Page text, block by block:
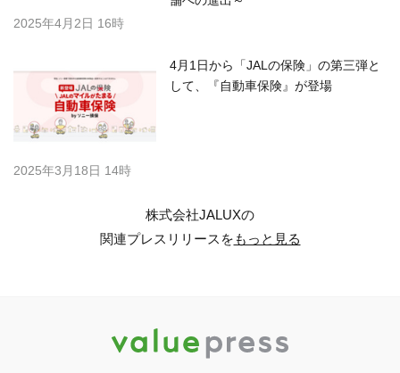
2025年4月2日 16時
4月1日から「JALの保険」の第三弾と
して、『自動車保険』が登場
2025年3月18日 14時
株式会社JALUXの
関連プレスリリースをもっと見る